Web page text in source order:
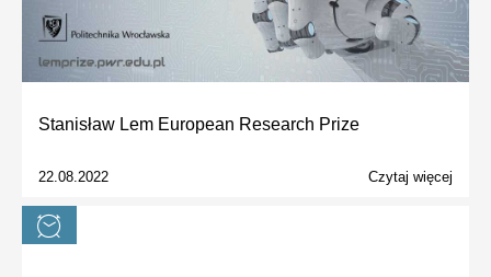
Stanisław Lem European Research Prize
22.08.2022 Czytaj więcej